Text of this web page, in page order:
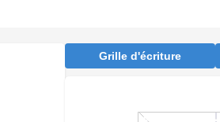
Grille d'écriture